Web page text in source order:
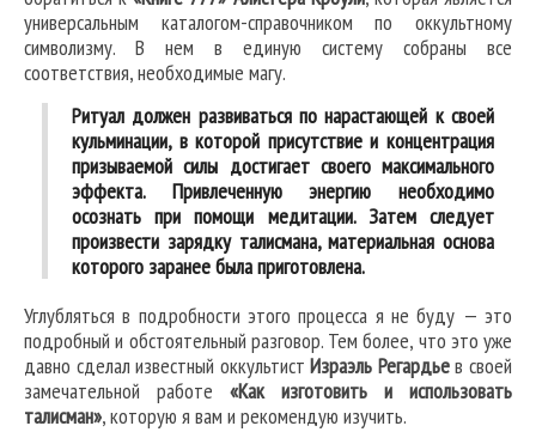
универсальным каталогом-справочником по оккультному
символизму. В нем в единую систему собраны все
соответствия, необходимые магу.
Ритуал должен развиваться по нарастающей к своей
кульминации, в которой присутствие и концентрация
призываемой силы достигает своего максимального
эффекта. Привлеченную энергию необходимо
осознать при помощи медитации. Затем следует
произвести зарядку талисмана, материальная основа
которого заранее была приготовлена.
Углубляться в подробности этого процесса я не буду — это
подробный и обстоятельный разговор. Тем более, что это уже
давно сделал известный оккультистИзраэль Регардьев своей
замечательной работе «Как изготовить и использовать
талисман», которую я вам и рекомендую изучить.